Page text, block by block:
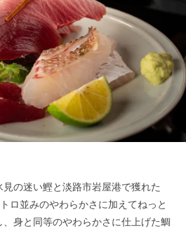
見の迷い鰹と淡路市岩屋港で獲れた
ロ並みのやわらかさに加えてねっと
身と同等のやわらかさに仕上げた鯛